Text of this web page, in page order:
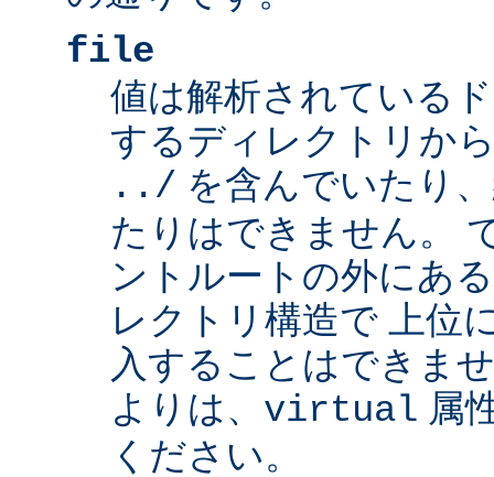
file
値は解析されている
するディレクトリか
../ を含んでいたり
たりはできません。
ントルートの外にあ
レクトリ構造で 上位
入することはできま
よりは、 virtual 属
ください。